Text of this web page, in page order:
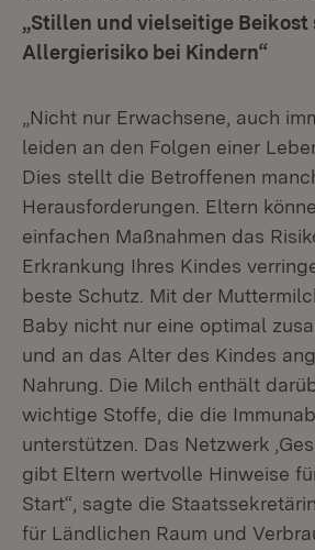
„Stillen und vielseitige Beikost
Allergierisiko bei Kindern“
„Nicht nur Erwachsene, auch
leiden an den Folgen einer
Dies stellt die Betroffenen
Herausforderungen. Eltern
einfachen Maßnahmen das
Erkrankung Ihres Kindes
beste Schutz. Mit der
Baby nicht nur eine optimal
und an das Alter des Kindes
Nahrung. Die Milch enthält
wichtige Stoffe, die die
unterstützen. Das Netzwerk
gibt Eltern wertvolle Hinweise
Start“, sagte die
für Ländlichen Raum und